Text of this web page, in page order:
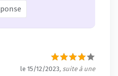
le 15/12/2023, suite à une